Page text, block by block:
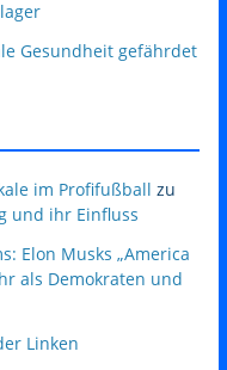
Gesundheit gefährdet
im Profifußball zu
und ihr Einfluss
Elon Musks „America
als Demokraten und
Linken